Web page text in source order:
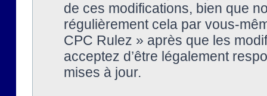
de ces modifications, bien que
régulièrement cela par vous-
CPC Rulez » après que les
acceptez d’être légalement
mises à jour.